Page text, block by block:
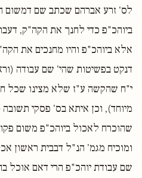
לס' זרע אברהם שכתב שם דמשום
ביוהכ"פ כדי לחנך את הקה"ק,
אלא ביוהכ"פ והיו מחנכים את
דנקט בפשיטות שהי' שם עבודה
י"ח שהקשה ע"ז שלא מצינו שכל
מיוחד), וכן איתא בס' פסקי
שהוכרח לאכול ביוהכ"פ משום
ומוכיח מגמ' הנ"ל דבבית ראשון
שם עבודת יוהכ"פ הרי דאם אוכל